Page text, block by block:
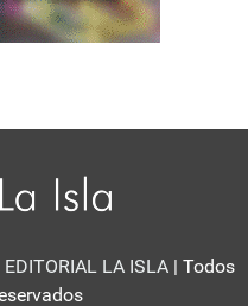
LA ISLA | Todos